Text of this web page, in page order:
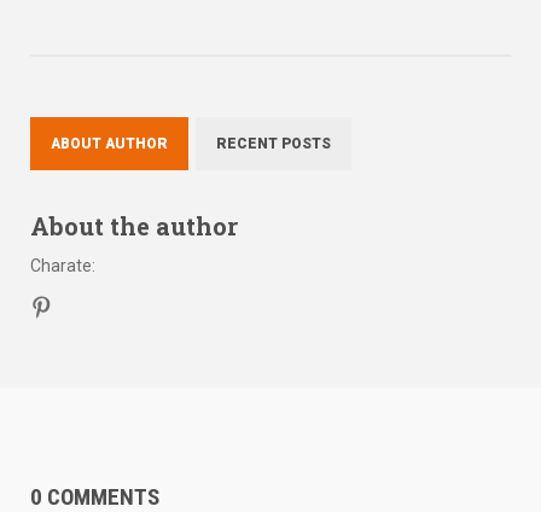
ABOUT AUTHOR RECENT POSTS
About the author
Charate:
0 COMMENTS